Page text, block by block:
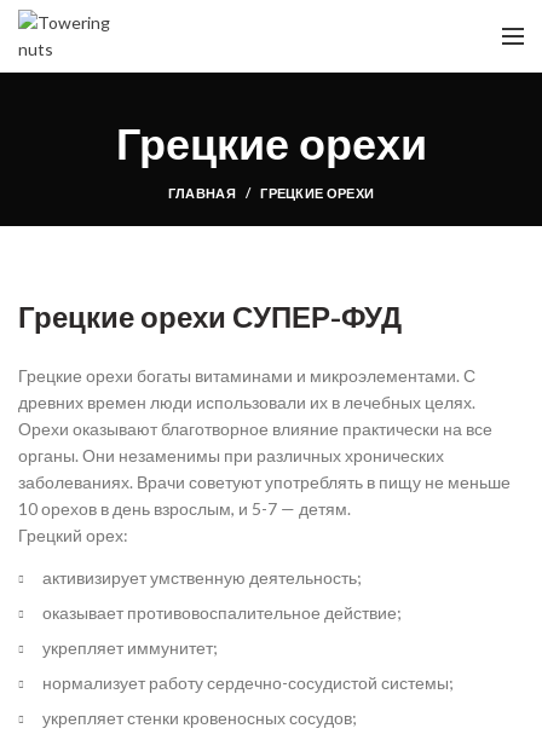
Грецкие орехи
ГЛАВНАЯ ГРЕЦКИЕ ОРЕХИ
Грецкие орехи СУПЕР-ФУД
Грецкие орехи богаты витаминами и микроэлементами. С
древних времен люди использовали их в лечебных целях.
Орехи оказывают благотворное влияние практически на все
органы. Они незаменимы при различных хронических
заболеваниях. Врачи советуют употреблять в пищу не меньше
10 орехов в день взрослым, и 5-7 — детям.
Грецкий орех:
активизирует умственную деятельность;
оказывает противовоспалительное действие;
укрепляет иммунитет;
нормализует работу сердечно-сосудистой системы;
укрепляет стенки кровеносных сосудов;
Ядреное
богатство
декабря
4th, 2020
Comments